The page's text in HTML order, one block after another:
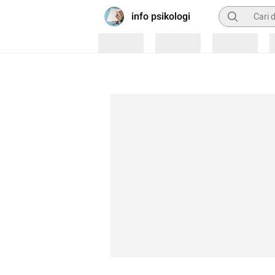
info psikologi Pencarian